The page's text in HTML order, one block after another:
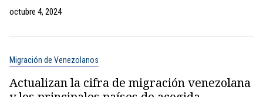
octubre 4, 2024
Migración de Venezolanos
Actualizan la cifra de migración venezolana